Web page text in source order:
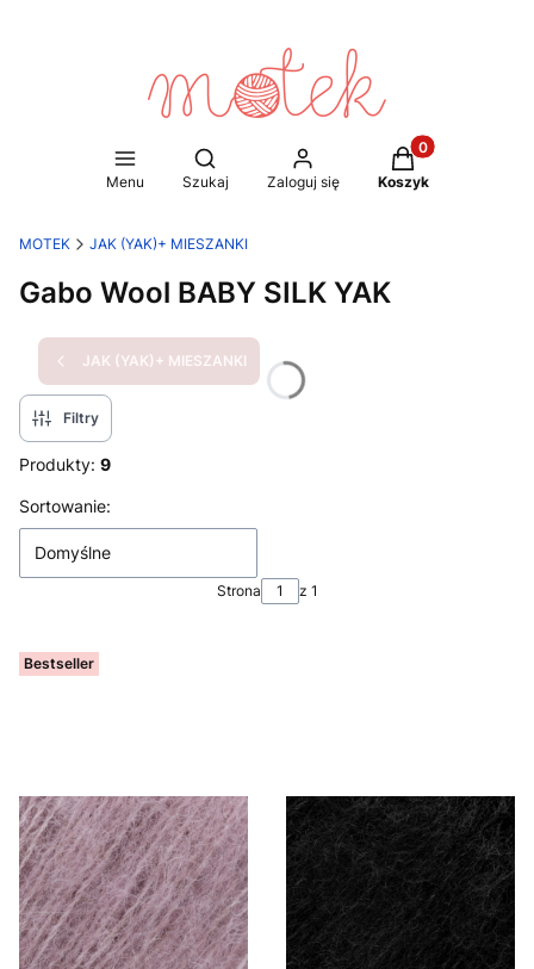
Menu
Otwórz wyszukiwarkę
Szukaj Zaloguj się
Produkty w
Koszyk
MOTEK JAK (YAK)+ MIESZANKI
Gabo Wool BABY SILK YAK
JAK (YAK)+ MIESZANKI
Filtry
Produkty: 9
Lista produktów
Sortowanie:
Domyślne
Strona z 1
Bestseller